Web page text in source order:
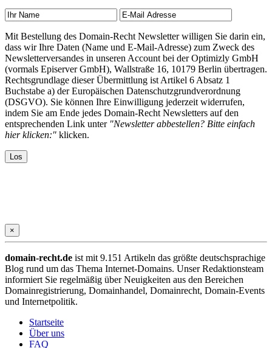
Mit Bestellung des Domain-Recht Newsletter willigen Sie darin ein,
dass wir Ihre Daten (Name und E-Mail-Adresse) zum Zweck des
Newsletterversandes in unseren Account bei der Optimizly GmbH
(vormals Episerver GmbH), Wallstraße 16, 10179 Berlin übertragen.
Rechtsgrundlage dieser Übermittlung ist Artikel 6 Absatz 1
Buchstabe a) der Europäischen Datenschutzgrundverordnung
(DSGVO). Sie können Ihre Einwilligung jederzeit widerrufen,
indem Sie am Ende jedes Domain-Recht Newsletters auf den
entsprechenden Link unter "Newsletter abbestellen? Bitte einfach
hier klicken:" klicken.
×
domain-recht.de ist mit 9.151 Artikeln das größte deutschsprachige
Blog rund um das Thema Internet-Domains. Unser Redaktionsteam
informiert Sie regelmäßig über Neuigkeiten aus den Bereichen
Domainregistrierung, Domainhandel, Domainrecht, Domain-Events
und Internetpolitik.
Startseite
Über uns
FAQ